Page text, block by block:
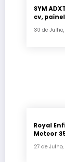
SYM
cv, painel
30 de
Royal
Meteor
27 de